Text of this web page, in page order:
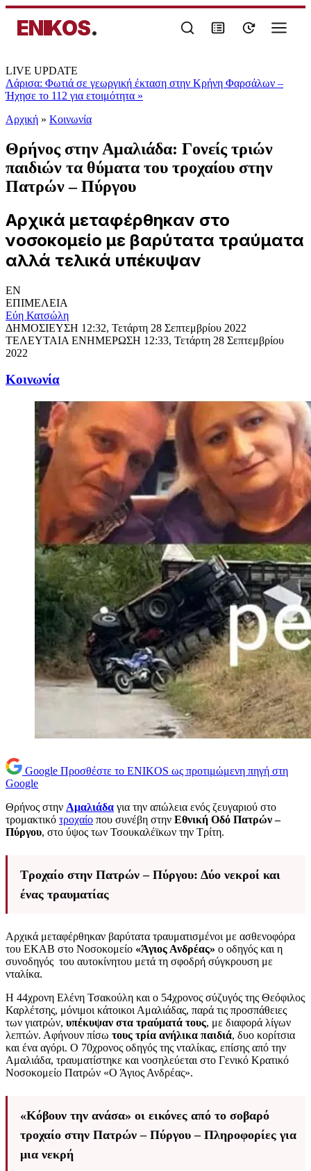
ENIKOS.
LIVE UPDATE
Λάρισα: Φωτιά σε γεωργική έκταση στην Κρήνη Φαρσάλων –
Ήχησε το 112 για ετοιμότητα »
Αρχική » Κοινωνία
Θρήνος στην Αμαλιάδα: Γονείς τριών
παιδιών τα θύματα του τροχαίου στην
Πατρών – Πύργου
Αρχικά μεταφέρθηκαν στο
νοσοκομείο με βαρύτατα τραύματα
αλλά τελικά υπέκυψαν
EN
ΕΠΙΜΕΛΕΙΑ
Εύη Κατσώλη
ΔΗΜΟΣΙΕΥΣΗ 12:32, Τετάρτη 28 Σεπτεμβρίου 2022
ΤΕΛΕΥΤΑΙΑ ΕΝΗΜΕΡΩΣΗ 12:33, Τετάρτη 28 Σεπτεμβρίου
2022
Κοινωνία
Google Προσθέστε το ENIKOS ως προτιμώμενη πηγή στη
Google
Θρήνος στην Αμαλιάδα για την απώλεια ενός ζευγαριού στο
τρομακτικό τροχαίο που συνέβη στην Εθνική Οδό Πατρών –
Πύργου, στο ύψος των Τσουκαλέϊκων την Τρίτη.
Τροχαίο στην Πατρών – Πύργου: Δύο νεκροί και
ένας τραυματίας
Αρχικά μεταφέρθηκαν βαρύτατα τραυματισμένοι με ασθενοφόρα
του ΕΚΑΒ στο Νοσοκομείο «Άγιος Ανδρέας» ο οδηγός και η
συνοδηγός του αυτοκίνητου μετά τη σφοδρή σύγκρουση με
νταλίκα.
Η 44χρονη Ελένη Τσακούλη και ο 54χρονος σύζυγός της Θεόφιλος
Καρλέτσης, μόνιμοι κάτοικοι Αμαλιάδας, παρά τις προσπάθειες
των γιατρών, υπέκυψαν στα τραύματά τους, με διαφορά λίγων
λεπτών. Αφήνουν πίσω τους τρία ανήλικα παιδιά, δυο κορίτσια
και ένα αγόρι. Ο 70χρονος οδηγός της νταλίκας, επίσης από την
Αμαλιάδα, τραυματίστηκε και νοσηλεύεται στο Γενικό Κρατικό
Νοσοκομείο Πατρών «Ο Άγιος Ανδρέας».
«Κόβουν την ανάσα» οι εικόνες από το σοβαρό
τροχαίο στην Πατρών – Πύργου – Πληροφορίες για
μια νεκρή